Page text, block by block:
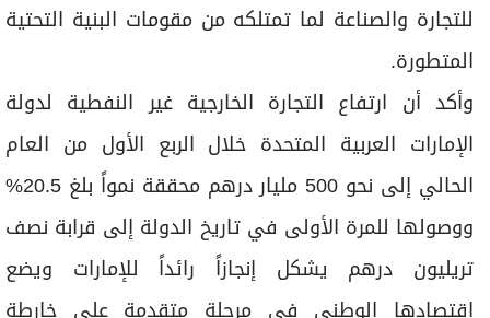
للتجارة والصناعة لما تمتلكه من مقومات البنية التحتية
المتطورة.
وأكد أن ارتفاع التجارة الخارجية غير النفطية لدولة
الإمارات العربية المتحدة خلال الربع الأول من العام
الحالي إلى نحو 500 مليار درهم محققة نمواً بلغ 20.5%
ووصولها للمرة الأولى في تاريخ الدولة إلى قرابة نصف
تريليون درهم يشكل إنجازاً رائداً للإمارات ويضع